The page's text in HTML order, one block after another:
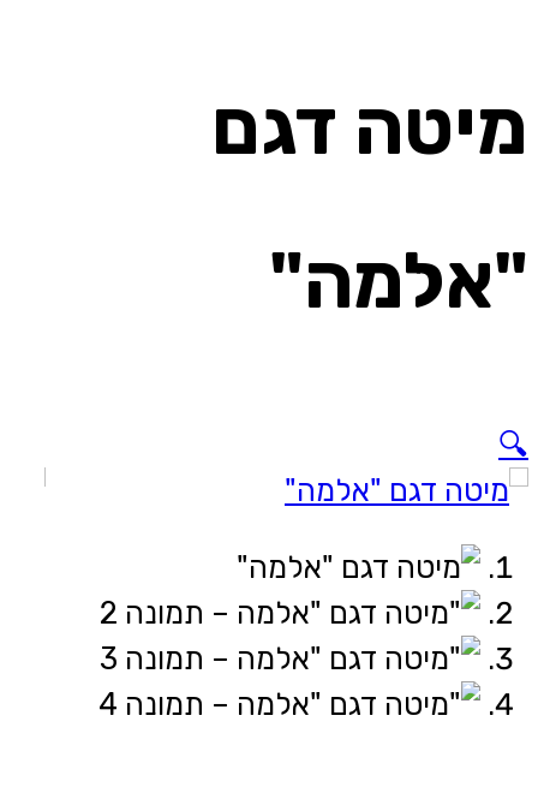
מיטה דגם
"אלמה"
🔍